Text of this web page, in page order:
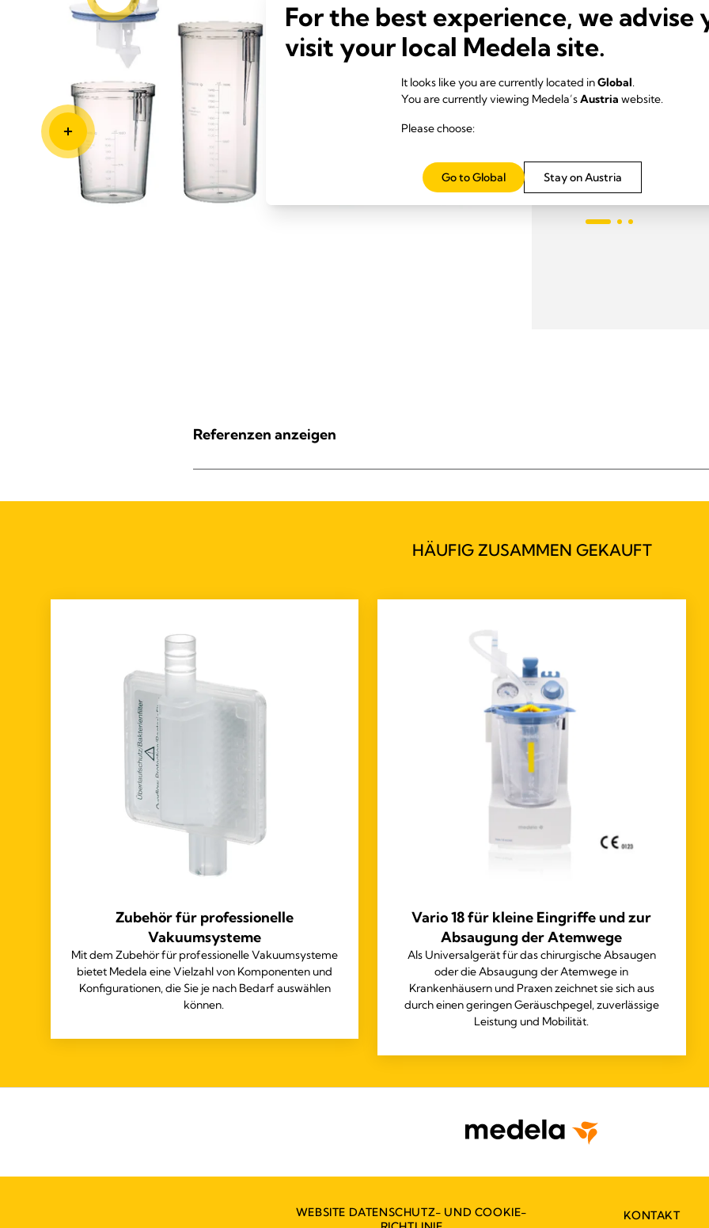
Komponenten
Die schnelle Verbindung von Komponenten macht das System
in wenigen Sekunden einsatzbereit.
Die Schläuche
Vakuum- und
werden.
Referenzen anzeigen
HÄUFIG ZUSAMMEN GEKAUFT
Zubehör für professionelle
Vakuumsysteme
Mit dem Zubehör für professionelle Vakuumsysteme
bietet Medela eine Vielzahl von Komponenten und
Konfigurationen, die Sie je nach Bedarf auswählen
können.
Vario 18 für kleine Eingriffe und zur
Absaugung der Atemwege
Als Universalgerät für das chirurgische Absaugen
oder die Absaugung der Atemwege in
Krankenhäusern und Praxen zeichnet sie sich aus
durch einen geringen Geräuschpegel, zuverlässige
Leistung und Mobilität.
WEBSITE DATENSCHUTZ- UND COOKIE-
KONTAKT
For the best experience, we advise
visit your local Medela site.
It looks like you are currently located inGlobal.
You are currently viewing Medela’sAustria website.
Please choose:
Stay on Austria
Go to Global